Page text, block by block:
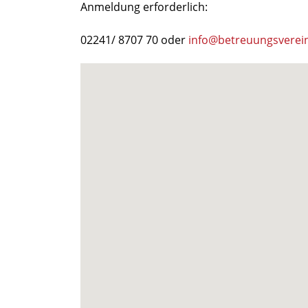
Anmeldung erforderlich:
02241/ 8707 70 oder